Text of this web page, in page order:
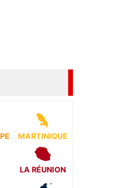
MARTINIQUE
LA RÉUNION